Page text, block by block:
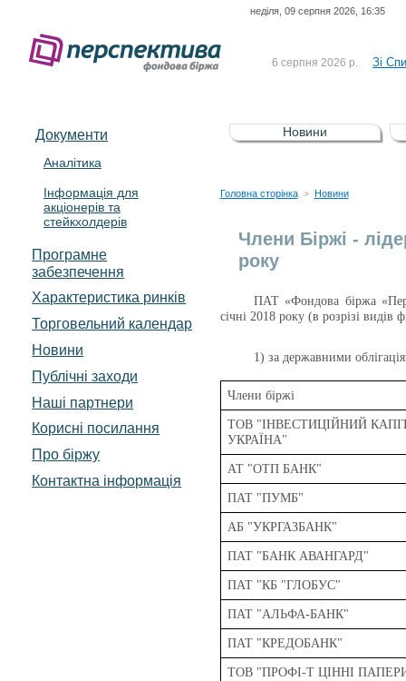
неділя, 09 серпня 2026, 16:35
6 серпня 2026 р. Зі
5 серпня 2026 р.
Зі
UA4000232607)
4 серпня 2026 р.
Документи
Аналітика
Інформація для
акціонерів та
стейкхолдерів
Програмне
забезпечення
Характеристика pинків
Торговельний календар
Новини
Публічні заходи
Наші партнери
Корисні посилання
Про біржу
Контактна інформація
Новини
Головна сторінка > Новини
Члени Біржі -
року
ПАТ «Фондова біржа
січні 2018 року (в розрізі видів
1) за державними
Члени біржі
ТОВ "ІНВЕСТИЦІЙНИЙ
УКРАЇНА"
АТ "ОТП БАНК"
ПАТ "ПУМБ"
АБ "УКРГАЗБАНК"
ПАТ "БАНК АВАНГАРД"
ПАТ "КБ "ГЛОБУС"
ПАТ "АЛЬФА-БАНК"
ПАТ "КРЕДОБАНК"
ТОВ "ПРОФІ-Т ЦІННІ